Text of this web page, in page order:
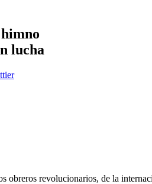
lucha
obreros revolucionarios, de la